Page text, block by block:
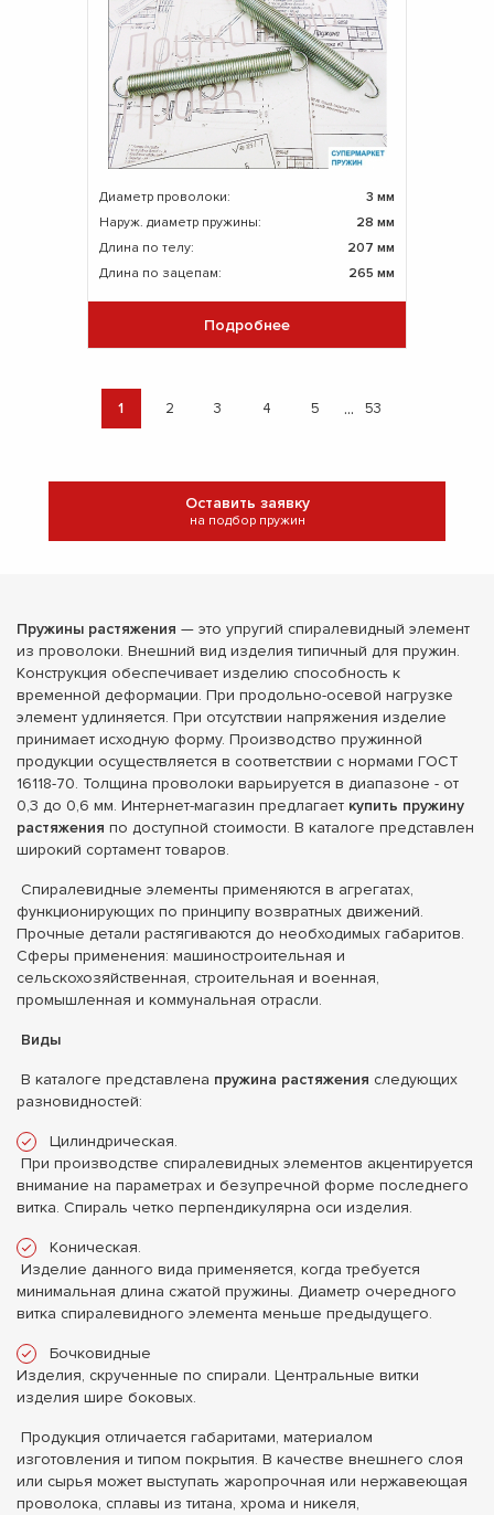
Диаметр проволоки:
3 мм
Наруж. диаметр пружины:
28 мм
Длина по телу:
207 мм
Длина по зацепам:
265 мм
Подробнее
1 2 3 4 5 ... 53
Оставить заявку
на подбор пружин
Пружины растяжения — это упругий спиралевидный элемент
из проволоки. Внешний вид изделия типичный для пружин.
Конструкция обеспечивает изделию способность к
временной деформации. При продольно-осевой нагрузке
элемент удлиняется. При отсутствии напряжения изделие
принимает исходную форму. Производство пружинной
продукции осуществляется в соответствии с нормами ГОСТ
16118-70. Толщина проволоки варьируется в диапазоне - от
0,3 до 0,6 мм. Интернет-магазин предлагает купить пружину
растяжения по доступной стоимости. В каталоге представлен
широкий сортамент товаров.
Спиралевидные элементы применяются в агрегатах,
функционирующих по принципу возвратных движений.
Прочные детали растягиваются до необходимых габаритов.
Сферы применения: машиностроительная и
сельскохозяйственная, строительная и военная,
промышленная и коммунальная отрасли.
Виды
В каталоге представлена пружина растяжения следующих
разновидностей:
Цилиндрическая.
При производстве спиралевидных элементов акцентируется
внимание на параметрах и безупречной форме последнего
витка. Спираль четко перпендикулярна оси изделия.
Коническая.
Изделие данного вида применяется, когда требуется
минимальная длина сжатой пружины. Диаметр очередного
витка спиралевидного элемента меньше предыдущего.
Бочковидные
Изделия, скрученные по спирали. Центральные витки
изделия шире боковых.
Продукция отличается габаритами, материалом
изготовления и типом покрытия. В качестве внешнего слоя
или сырья может выступать жаропрочная или нержавеющая
проволока, сплавы из титана, хрома и никеля,